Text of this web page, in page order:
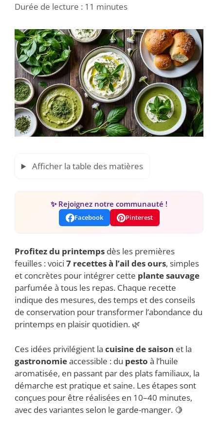
Durée de lecture : 11 minutes
Afficher la table des matières
✨ Rejoignez notre communauté !
Facebook Pinterest
Profitez du printemps dès les premières
feuilles : voici 7 recettes à l’ail des ours, simples
et concrètes pour intégrer cette plante sauvage
parfumée à tous les repas. Chaque recette
indique des mesures, des temps et des conseils
de conservation pour transformer l’abondance du
printemps en plaisir quotidien. 🌿
Ces idées privilégient la cuisine de saison et la
gastronomieaccessible : du pesto à l’huile
aromatisée, en passant par des plats familiaux, la
démarche est pratique et saine. Les étapes sont
conçues pour être réalisées en 10–40 minutes,
avec des variantes selon le garde-manger. 🍋